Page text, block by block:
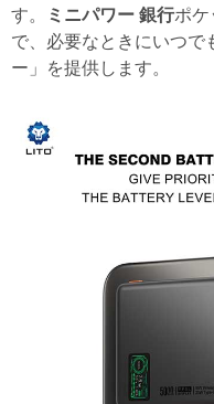
す。
ミニパワー銀行ポケ
で、必要なときにいつで
ー」を提供します。